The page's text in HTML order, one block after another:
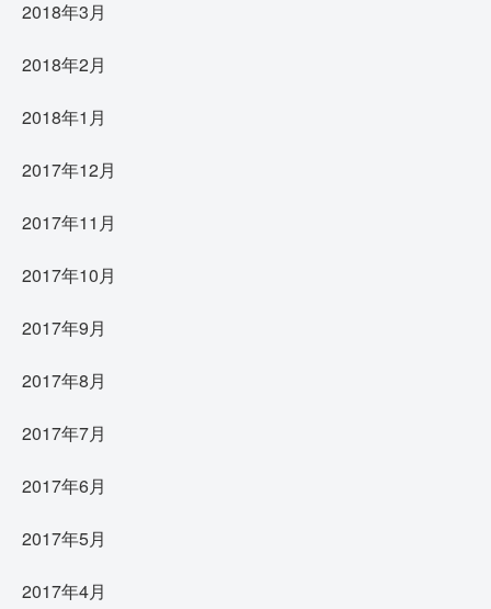
2018年3月
2018年2月
2018年1月
2017年12月
2017年11月
2017年10月
2017年9月
2017年8月
2017年7月
2017年6月
2017年5月
2017年4月